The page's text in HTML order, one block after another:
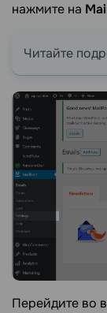
нажмите на
Читайте
Перейдите во